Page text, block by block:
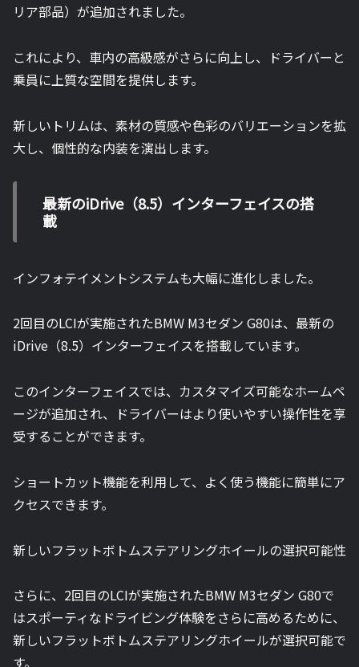
リア部品）が追加されました。
これにより、車内の高級感がさらに向上し、ドライバーと
乗員に上質な空間を提供します。
新しいトリムは、素材の質感や色彩のバリエーションを拡
大し、個性的な内装を演出します。
最新のiDrive（8.5）インターフェイスの搭
載
インフォテイメントシステムも大幅に進化しました。
2回目のLCIが実施されたBMW M3セダン G80は、最新の
iDrive（8.5）インターフェイスを搭載しています。
このインターフェイスでは、カスタマイズ可能なホームペ
ージが追加され、ドライバーはより使いやすい操作性を享
受することができます。
ショートカット機能を利用して、よく使う機能に簡単にア
クセスできます。
新しいフラットボトムステアリングホイールの選択可能性
さらに、2回目のLCIが実施されたBMW M3セダン G80で
はスポーティなドライビング体験をさらに高めるために、
新しいフラットボトムステアリングホイールが選択可能で
す。